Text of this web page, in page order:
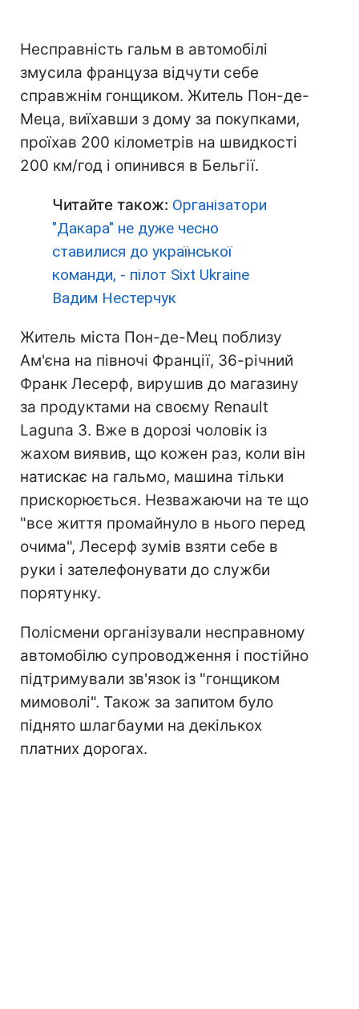
Несправність гальм в автомобілі
змусила француза відчути себе
справжнім гонщиком. Житель Пон-де-
Меца, виїхавши з дому за покупками,
проїхав 200 кілометрів на швидкості
200 км/год і опинився в Бельгії.
Читайте також: Організатори
"Дакара" не дуже чесно
ставилися до української
команди, - пілот Sixt Ukraine
Вадим Нестерчук
Житель міста Пон-де-Мец поблизу
Ам'єна на півночі Франції, 36-річний
Франк Лесерф, вирушив до магазину
за продуктами на своєму Renault
Laguna 3. Вже в дорозі чоловік із
жахом виявив, що кожен раз, коли він
натискає на гальмо, машина тільки
прискорюється. Незважаючи на те що
"все життя промайнуло в нього перед
очима", Лесерф зумів взяти себе в
руки і зателефонувати до служби
порятунку.
Полісмени організували несправному
автомобілю супроводження і постійно
підтримували зв'язок із "гонщиком
мимоволі". Також за запитом було
піднято шлагбауми на декількох
платних дорогах.